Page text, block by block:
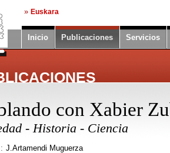
» Euskara
Inicio Publicaciones Servicios
con Xabier
- Historia - Ciencia
J.Artamendi Muguerza